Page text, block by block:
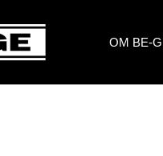
OM BE-